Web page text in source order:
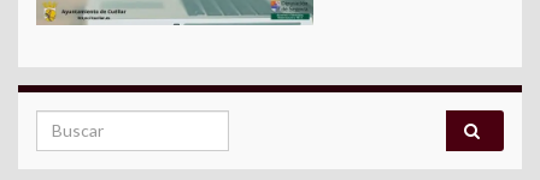
Search for: